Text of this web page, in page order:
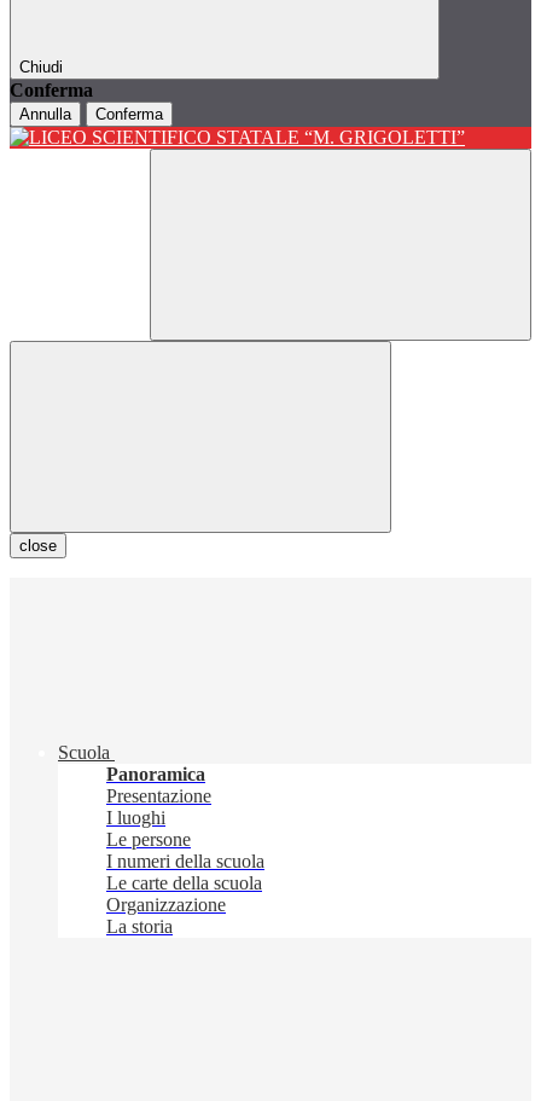
Chiudi
Conferma
Annulla Conferma
close
Scuola
Panoramica
Presentazione
I luoghi
Le persone
I numeri della scuola
Le carte della scuola
Organizzazione
La storia